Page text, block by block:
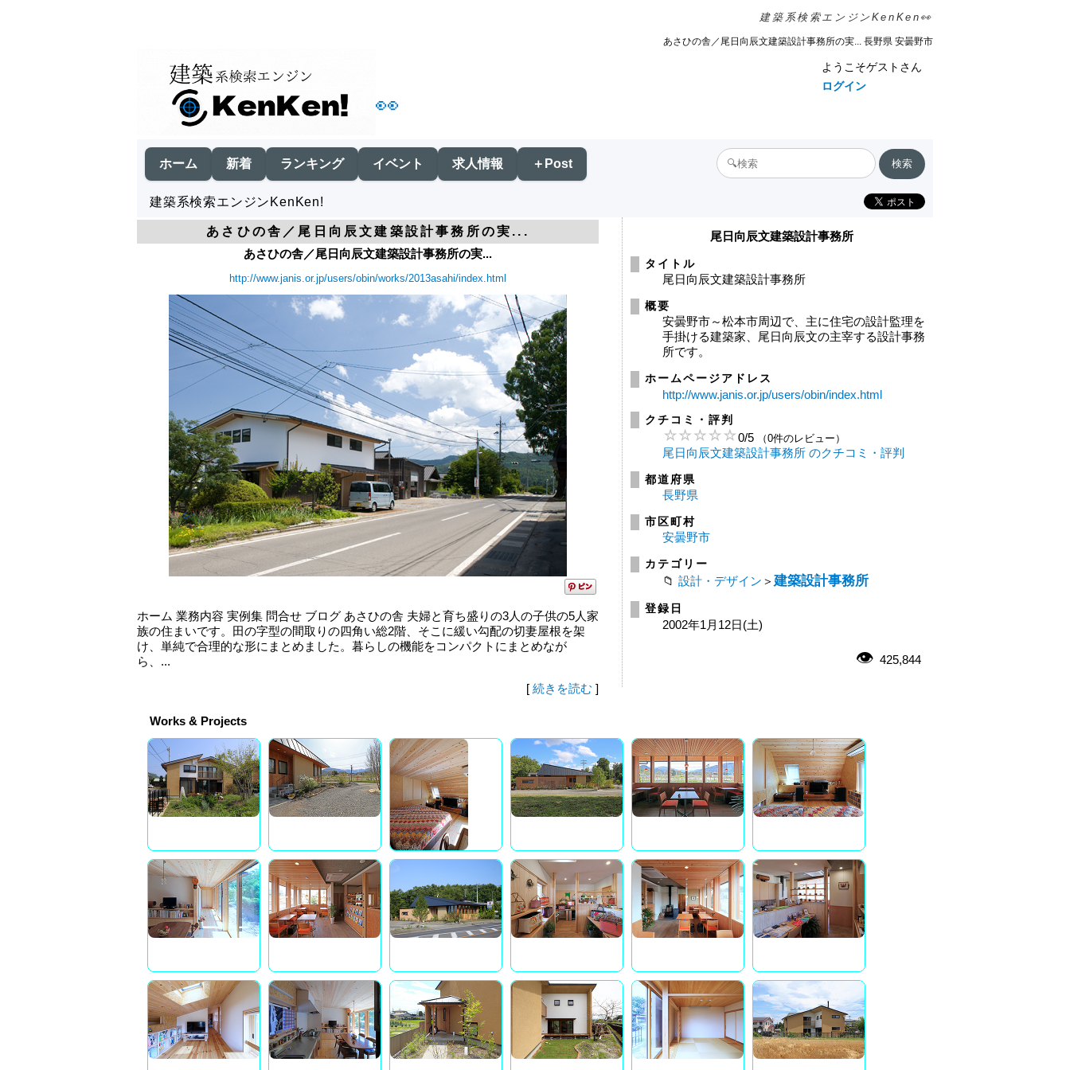
建築系検索エンジンKenKen👀
あさひの舎／尾日向辰文建築設計事務所の実... 長野県 安曇野市
👀
ようこそゲストさん
ログイン
ホーム 新着 ランキング イベント 求人情報 ＋Post
建築系検索エンジンKenKen!
あさひの舎／尾日向辰文建築設計事務所の実...
あさひの舎／尾日向辰文建築設計事務所の実...
http://www.janis.or.jp/users/obin/works/2013asahi/index.html
ホーム 業務内容 実例集 問合せ ブログ あさひの舎 夫婦と育ち盛りの3人の子供の5人家
族の住まいです。田の字型の間取りの四角い総2階、そこに緩い勾配の切妻屋根を架
け、単純で合理的な形にまとめました。暮らしの機能をコンパクトにまとめなが
ら、...
[ 続きを読む ]
尾日向辰文建築設計事務所
タイトル
尾日向辰文建築設計事務所
概要
安曇野市～松本市周辺で、主に住宅の設計監理を
手掛ける建築家、尾日向辰文の主宰する設計事務
所です。
ホームページアドレス
http://www.janis.or.jp/users/obin/index.html
クチコミ・評判
0/5 （0件のレビュー）
尾日向辰文建築設計事務所 のクチコミ・評判
都道府県
長野県
市区町村
安曇野市
カテゴリー
設計・デザイン ＞ 建築設計事務所
登録日
2002年1月12日(土)
425,844
Works & Projects